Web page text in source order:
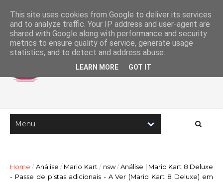
Home / Análise / Mario Kart / nsw / Análise | Mario Kart 8 Deluxe
- Passe de pistas adicionais - A Ver (Mario Kart 8 Deluxe) em
This site uses cookies from Google to deliver its services
and to analyze traffic. Your IP address and user-agent are
shared with Google along with performance and security
metrics to ensure quality of service, generate usage
statistics, and to detect and address abuse.
LEARN MORE GOT IT